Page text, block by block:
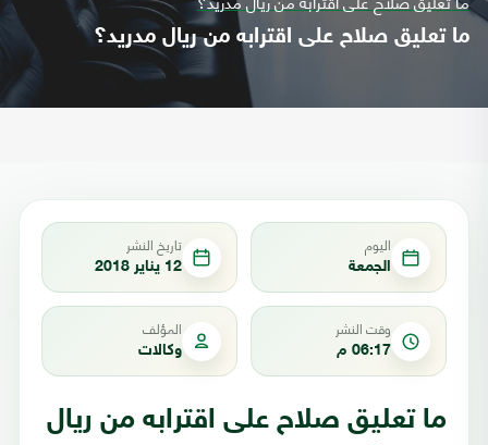
ما تعليق صلاح على اقترابه من ريال مدريد؟
اليوم
الجمعة
تاريخ النشر
12 يناير 2018
وقت النشر
06:17 م
المؤلف
وكالات
ما تعليق صلاح على اقترابه من ريال